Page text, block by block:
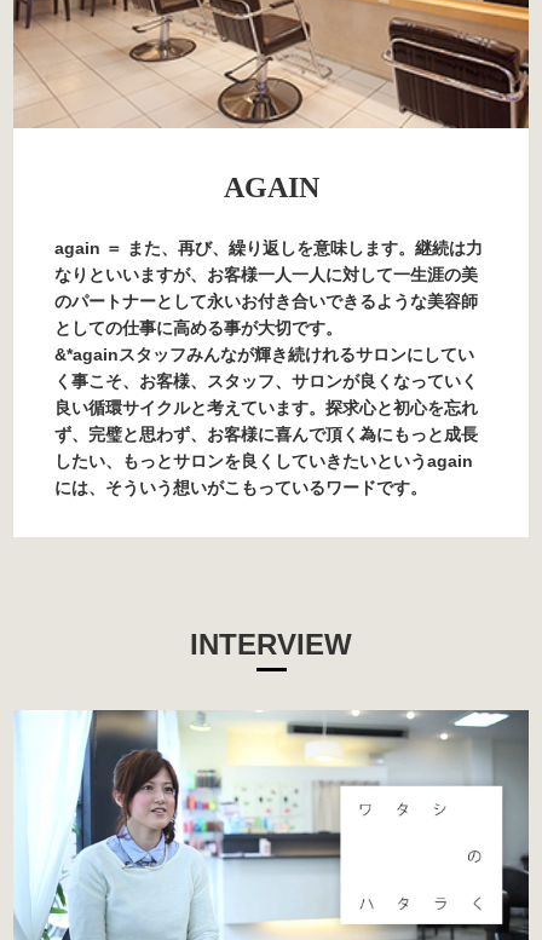
AGAIN
again ＝ また、再び、繰り返しを意味します。継続は力
なりといいますが、お客様一人一人に対して一生涯の美
のパートナーとして永いお付き合いできるような美容師
としての仕事に高める事が大切です。
&*againスタッフみんなが輝き続けれるサロンにしてい
く事こそ、お客様、スタッフ、サロンが良くなっていく
良い循環サイクルと考えています。探求心と初心を忘れ
ず、完璧と思わず、お客様に喜んで頂く為にもっと成長
したい、もっとサロンを良くしていきたいというagain
には、そういう想いがこもっているワードです。
INTERVIEW